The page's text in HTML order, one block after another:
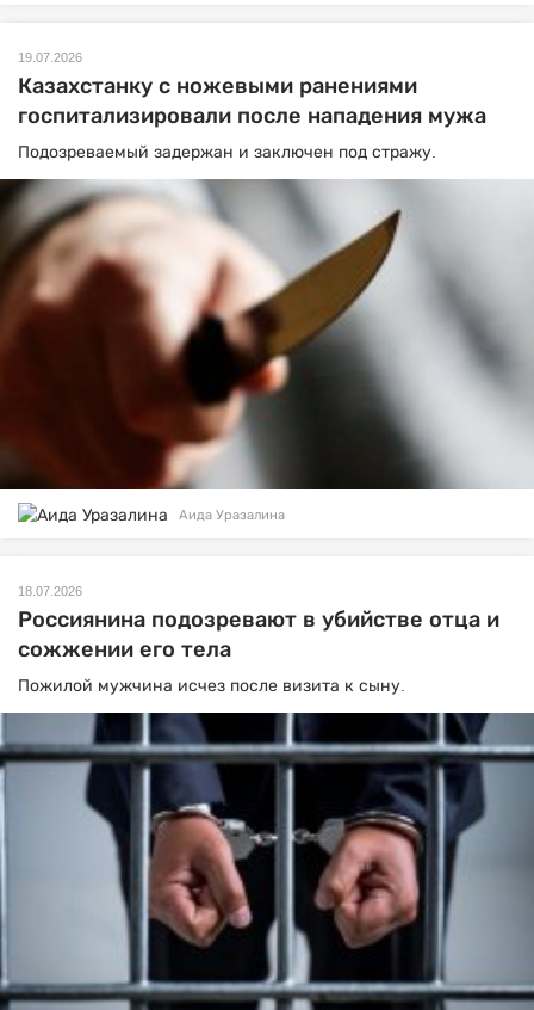
19.07.2026
Казахстанку с ножевыми ранениями
госпитализировали после нападения мужа
Подозреваемый задержан и заключен под стражу.
Аида Уразалина
18.07.2026
Россиянина подозревают в убийстве отца и
сожжении его тела
Пожилой мужчина исчез после визита к сыну.